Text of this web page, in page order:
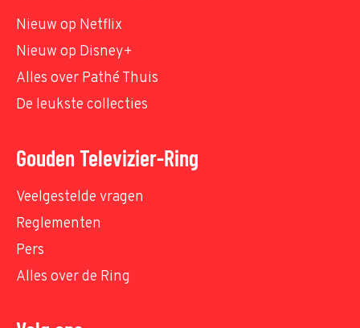
Nieuw op Netflix
Nieuw op Disney+
Alles over Pathé Thuis
De leukste collecties
Gouden Televizier-Ring
Veelgestelde vragen
Reglementen
Pers
Alles over de Ring